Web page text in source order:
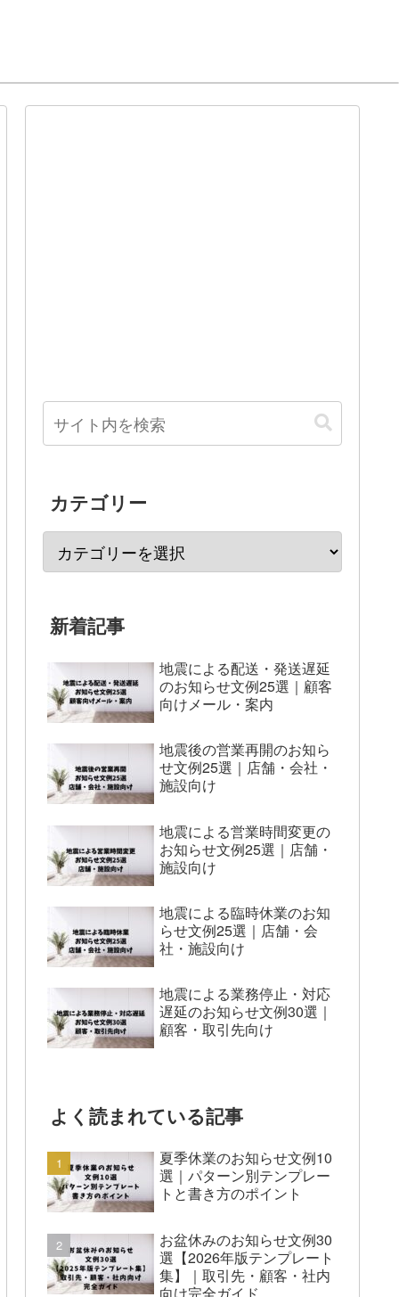
カテゴリー
新着記事
地震による配送・発送遅延
のお知らせ文例25選｜顧客
向けメール・案内
地震後の営業再開のお知ら
せ文例25選｜店舗・会社・
施設向け
地震による営業時間変更の
お知らせ文例25選｜店舗・
施設向け
地震による臨時休業のお知
らせ文例25選｜店舗・会
社・施設向け
地震による業務停止・対応
遅延のお知らせ文例30選｜
顧客・取引先向け
よく読まれている記事
夏季休業のお知らせ文例10
選｜パターン別テンプレー
トと書き方のポイント
お盆休みのお知らせ文例30
選【2026年版テンプレート
集】｜取引先・顧客・社内
向け完全ガイド